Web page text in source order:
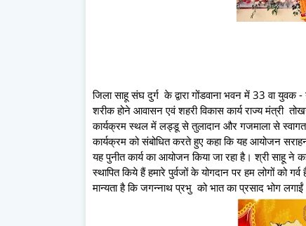
जिला साहू संघ दुर्ग के द्वारा गोंडवाना भवन में 33 वा
शरीक होने आवासन एवं शहरी विकास कार्य राज्य मंत्री
कार्यक्रम स्थल में लड्डू से तुलादान और गजमाला से स्वागत
कार्यक्रम को संबोधित करते हुए कहा कि यह आयोजन
यह पुनीत कार्य का आयोजन किया जा रहा है। श्री साहू ने
स्थापित किये हैं हमारे पुर्वजों के योगदान पर हम लोगों को
मान्यता है कि जगन्नाथ प्रभु को भात का प्रसाद भोग